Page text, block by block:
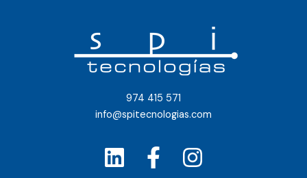
974 415 571
info@spitecnologias.com